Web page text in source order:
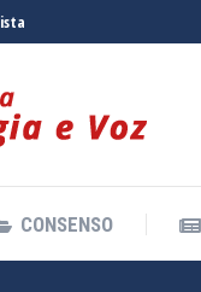
CONSENSO
CONSENSO